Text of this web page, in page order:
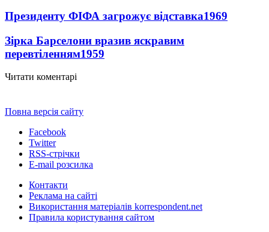
Президенту ФІФА загрожує відставка1969
Зірка Барселони вразив яскравим
перевтіленням1959
Читати коментарі
Повна версія сайту
Facebook
Twitter
RSS-стрічки
E-mail розсилка
Контакти
Реклама на сайті
Використання матеріалів korrespondent.net
Правила користування сайтом